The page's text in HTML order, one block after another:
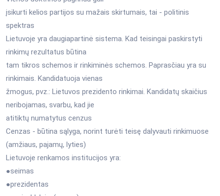
įsikurti kelios partijos su mažais skirtumais, tai - politinis
spektras
Lietuvoje yra daugiapartinė sistema. Kad teisingai paskirstyti
rinkimų rezultatus būtina
tam tikros schemos ir rinkiminės schemos. Paprasčiau yra su
rinkimais. Kandidatuoja vienas
žmogus, pvz.: Lietuvos prezidento rinkimai. Kandidatų skaičius
neribojamas, svarbu, kad jie
atitiktų numatytus cenzus
Cenzas - būtina sąlyga, norint turėti teisę dalyvauti rinkimuose
(amžiaus, pajamų, lyties)
Lietuvoje renkamos institucijos yra:
●seimas
●prezidentas